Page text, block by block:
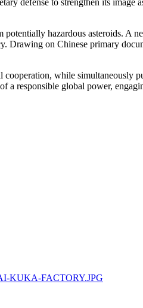
hazardous asteroids. A
Drawing on Chinese primary
while simultaneously
a responsible global power,